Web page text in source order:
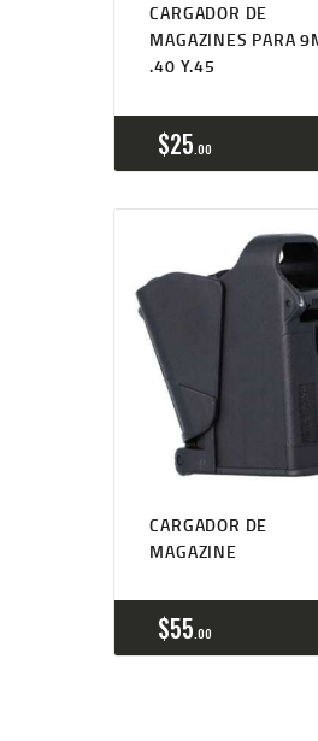
CARGADOR DE
MAGAZINES PARA
.40 Y.45
$25 00
CARGADOR DE
MAGAZINE
$55 00